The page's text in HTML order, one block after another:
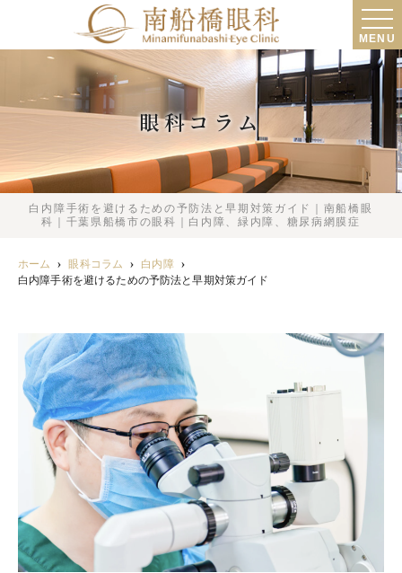
MENU
眼科コラム
白内障手術を避けるための予防法と早期対策ガイド｜南船橋眼
科｜千葉県船橋市の眼科｜白内障、緑内障、糖尿病網膜症
ホーム 眼科コラム
白内障
白内障手術を避けるための予防法と早期対策ガイド